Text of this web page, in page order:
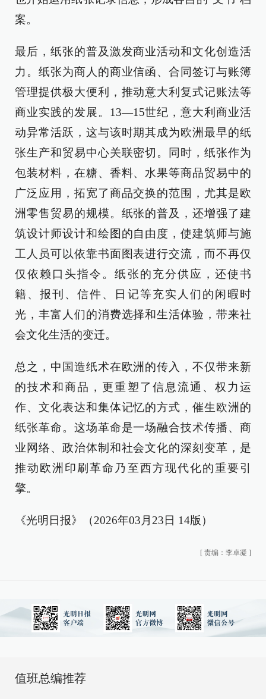
案。
最后，纸张的普及激发商业活动和文化创造活
力。纸张为商人的商业信函、合同签订与账簿
管理提供极大便利，推动意大利复式记账法等
商业实践的发展。13—15世纪，意大利商业活
动异常活跃，这与该时期其成为欧洲最早的纸
张生产和贸易中心关联密切。同时，纸张作为
包装材料，在糖、香料、水果等商品贸易中的
广泛应用，拓宽了商品交换的范围，尤其是欧
洲零售贸易的规模。纸张的普及，还增强了建
筑设计师设计和绘图的自由度，使建筑师与施
工人员可以依靠书面图表进行交流，而不再仅
仅依赖口头指令。纸张的充分供应，还使书
籍、报刊、信件、日记等充实人们的闲暇时
光，丰富人们的消费选择和生活体验，带来社
会文化生活的变迁。
总之，中国造纸术在欧洲的传入，不仅带来新
的技术和商品，更重塑了信息流通、权力运
作、文化表达和集体记忆的方式，催生欧洲的
纸张革命。这场革命是一场融合技术传播、商
业网络、政治体制和社会文化的深刻变革，是
推动欧洲印刷革命乃至西方现代化的重要引
擎。
《光明日报》（2026年03月23日 14版）
[ 责编：李卓凝 ]
值班总编推荐